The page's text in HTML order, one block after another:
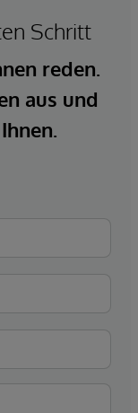
Schritt
reden.
aus und